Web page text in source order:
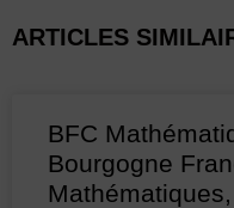
ARTICLES
BFC
Bourgogne